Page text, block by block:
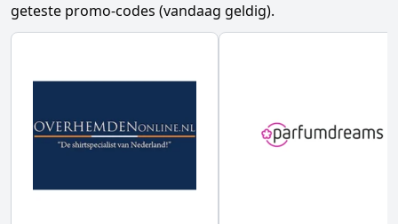
geteste promo-codes (vandaag geldig).